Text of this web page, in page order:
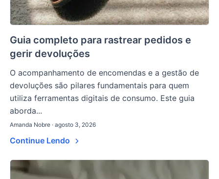
Guia completo para rastrear pedidos e
gerir devoluções
O acompanhamento de encomendas e a gestão de
devoluções são pilares fundamentais para quem
utiliza ferramentas digitais de consumo. Este guia
aborda...
Amanda Nobre · agosto 3, 2026
Continue Lendo